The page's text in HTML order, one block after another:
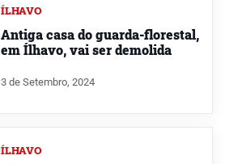
ÍLHAVO
Antiga casa do guarda-florestal,
em Ílhavo, vai ser demolida
3 de Setembro, 2024
ÍLHAVO